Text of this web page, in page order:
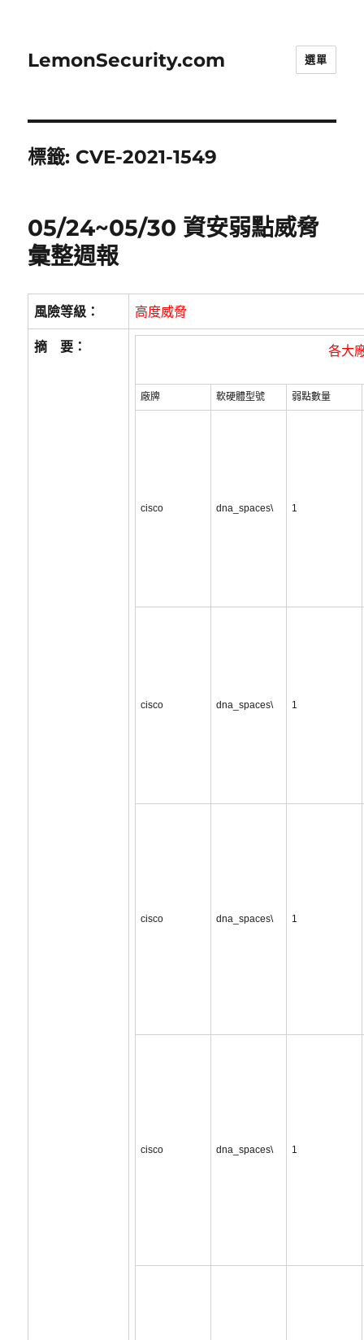
LemonSecurity.com 選單
標籤: CVE-2021-1549
05/24~05/30 資安弱點威脅
彙整週報
風險等級： 高度威脅
摘 要： 各大
廠牌 軟硬體型號 弱點數量
cisco dna_spaces\ 1
cisco dna_spaces\ 1
cisco dna_spaces\ 1
cisco dna_spaces\ 1